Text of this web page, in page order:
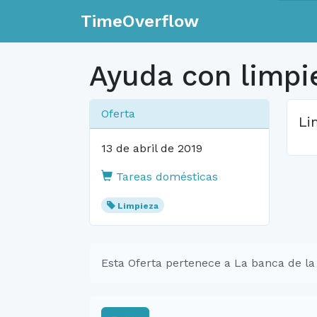
TimeOverflow
Ayuda con
Oferta
13 de abril de 2019
Tareas domésticas
Limpieza
Esta Oferta pertenece a La banca de